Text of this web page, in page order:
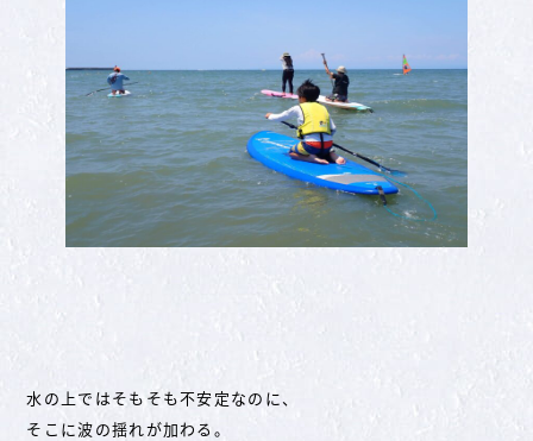
水の上ではそもそも不安定なのに、
そこに波の揺れが加わる。